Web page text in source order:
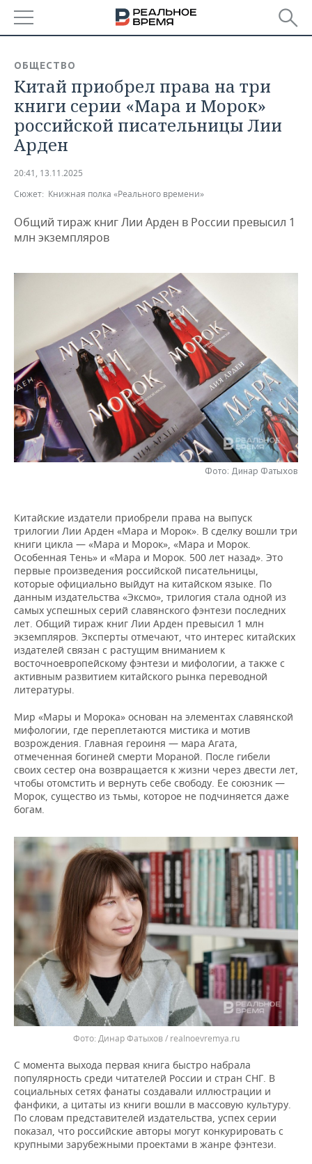
БАШКОРТОСТАН
ТАТАРСТАН
УДМУРТИЯ
НОВОСТИ
АНАЛИТИКА
НОВОСТИ АНАЛИТИКИ
ДЕКЛАРАЦИИ О ДОХОДАХ
ВУЗЫ ТАТАРСТАНА
КОМУ ПРИНАДЛЕЖАТ
ЭКОНОМИКА
НОВОСТИ ЭКОНОМИКИ
БАНКИ
БЮДЖЕТ
ПРОМЫШЛЕННОСТЬ
ПРОМЫШЛЕННОСТИ
НЕФТЬ
ОПК
ЭНЕРГЕТИКА
НОВОСТИ НЕДВИЖИМОСТИ
АВТО
НОВОСТИ АВТО
БИЗНЕС
НОВОСТИ БИЗНЕСА
РОЗНИЧНАЯ ТОРГОВЛЯ
ТРАНСПОРТ
УСЛУГИ
НОВОСТИ ТЕХНОЛОГИЙ
IT
МЕДИА
ТЕЛЕКОММУНИКАЦИИ
МЕРОПРИЯТИЯ
НОВОСТИ МЕРОПРИЯТИЙ
ВЫЕЗДНАЯ РЕДАКЦИЯ
БИЗНЕС-БРАНЧИ
ONLINE-КОНФЕРЕНЦИИ
СПОРТ
НОВОСТИ СПОРТА
ФУТБОЛ
ХОККЕЙ
ВОЛЕЙБОЛ
КИБЕРСПОРТ
ФИГУРНОЕ КАТАНИЕ
ВОДНЫЕ ВИДЫ СПОРТА
ХОККЕЙ С МЯЧОМ
ОБЩЕСТВО
НОВОСТИ ОБЩЕСТВА
ВЛАСТЬ
ИСТОРИЯ
КУЛЬТУРА
МЕДИЦИНА
ОБРАЗОВАНИЕ
ПРОИСШЕСТВИЯ
ФОТОГАЛЕРЕЯ
СЮЖЕТЫ
СПИСОК ПЕРСОН
СПИСОК КОМПАНИЙ
ПОЛНАЯ ВЕРСИЯ
ОБЩЕСТВО
Китай приобрел права на три
книги серии «Мара и Морок»
российской писательницы Лии
Арден
20:41, 13.11.2025
Сюжет: Книжная полка «Реального времени»
Общий тираж книг Лии Арден в России превысил 1
млн экземпляров
Фото: Динар Фатыхов
Китайские издатели приобрели права на выпуск
трилогии Лии Арден «Мара и Морок». В сделку вошли три
книги цикла — «Мара и Морок», «Мара и Морок.
Особенная Тень» и «Мара и Морок. 500 лет назад». Это
первые произведения российской писательницы,
которые официально выйдут на китайском языке. По
данным издательства «Эксмо», трилогия стала одной из
самых успешных серий славянского фэнтези последних
лет. Общий тираж книг Лии Арден превысил 1 млн
экземпляров. Эксперты отмечают, что интерес китайских
издателей связан с растущим вниманием к
восточноевропейскому фэнтези и мифологии, а также с
активным развитием китайского рынка переводной
литературы.
Мир «Мары и Морока» основан на элементах славянской
мифологии, где переплетаются мистика и мотив
возрождения. Главная героиня — мара Агата,
отмеченная богиней смерти Мораной. После гибели
своих сестер она возвращается к жизни через двести лет,
чтобы отомстить и вернуть себе свободу. Ее союзник —
Морок, существо из тьмы, которое не подчиняется даже
богам.
Динар Фатыхов / realnoevremya.ru
С момента выхода первая книга быстро набрала
популярность среди читателей России и стран СНГ. В
социальных сетях фанаты создавали иллюстрации и
фанфики, а цитаты из книги вошли в массовую культуру.
По словам представителей издательства, успех серии
показал, что российские авторы могут конкурировать с
крупными зарубежными проектами в жанре фэнтези.